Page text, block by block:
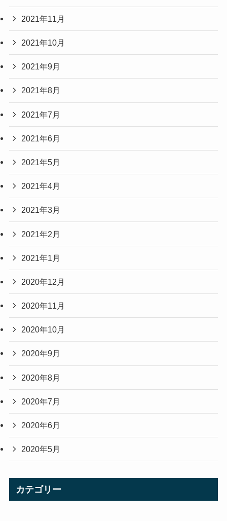
2021年11月
2021年10月
2021年9月
2021年8月
2021年7月
2021年6月
2021年5月
2021年4月
2021年3月
2021年2月
2021年1月
2020年12月
2020年11月
2020年10月
2020年9月
2020年8月
2020年7月
2020年6月
2020年5月
カテゴリー